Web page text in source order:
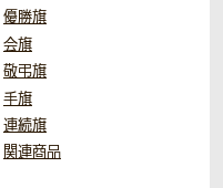
優勝旗
会旗
敬弔旗
手旗
連続旗
関連商品